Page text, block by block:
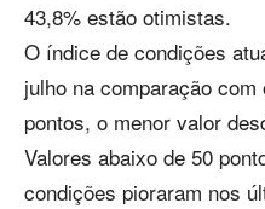
43,8% estão otimistas.
O índice de condições
julho na comparação
pontos, o menor valor
Valores abaixo de 50
condições pioraram nos